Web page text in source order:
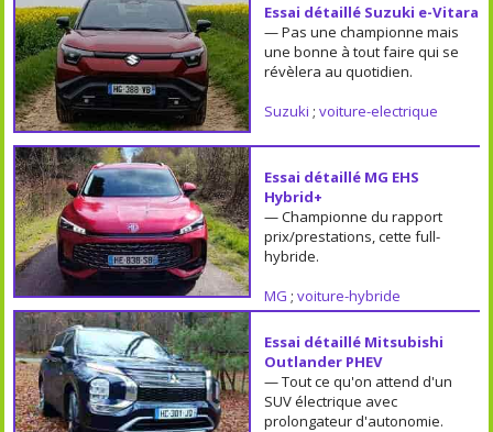
Essai détaillé Suzuki e-Vitara
— Pas une championne mais
une bonne à tout faire qui se
révèlera au quotidien.
Suzuki ; voiture-electrique
Essai détaillé MG EHS
Hybrid+
— Championne du rapport
prix/prestations, cette full-
hybride.
MG ; voiture-hybride
Essai détaillé Mitsubishi
Outlander PHEV
— Tout ce qu'on attend d'un
SUV électrique avec
prolongateur d'autonomie.